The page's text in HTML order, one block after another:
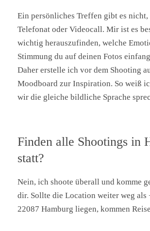
Ein persönliches Treffen gibt es nicht,
Telefonat oder Videocall. Mir ist es
wichtig herauszufinden, welche
Stimmung du auf deinen Fotos
Daher erstelle ich vor dem Shooting
Moodboard zur Inspiration. So weiß
wir die gleiche bildliche Sprache
Finden alle Shootings in
statt?
Nein, ich shoote überall und komme
dir. Sollte die Location weiter weg als
22087 Hamburg liegen, kommen